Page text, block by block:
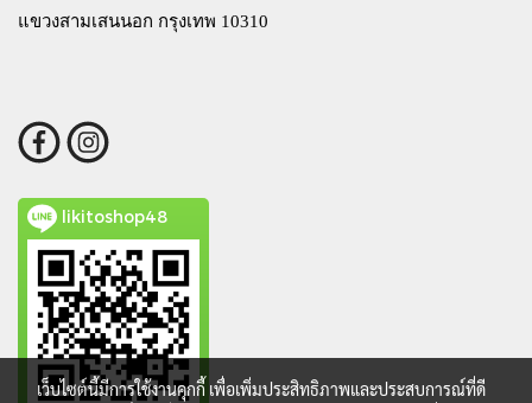
แขวงสามเสนนอก กรุงเทพ 10310
likitoshop48
เว็บไซต์นี้มีการใช้งานคุกกี้ เพื่อเพิ่มประสิทธิภาพและประสบการณ์ที่ดี